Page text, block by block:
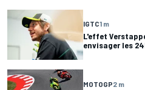
IGTC1 m
L'effet
envisager les
MOTOGP2 m